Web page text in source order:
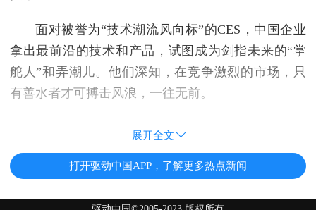
面对被誉为“技术潮流风向标”的CES，中国企业
拿出最前沿的技术和产品，试图成为剑指未来的“掌
舵人”和弄潮儿。他们深知，在竞争激烈的市场，只
有善水者才可搏击风浪，一往无前。
展开全文
打开驱动中国APP，了解更多热点新闻